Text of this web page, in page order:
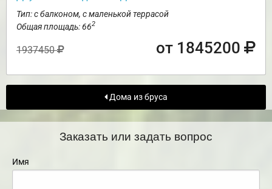
Тип: с балконом, с маленькой террасой
Общая площадь: 662
1937450 от 1845200
Дома из бруса
Заказать или задать вопрос
Имя